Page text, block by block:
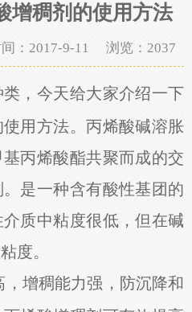
增稠剂的使用方法
：2017-9-11 浏览： 2037
，今天给大家介绍一下
用方法。丙烯酸碱溶胀
丙烯酸酯共聚而成的交
是一种含有酸性基团的
质中粘度很低，但在碱
度。
增稠能力强，防沉降和